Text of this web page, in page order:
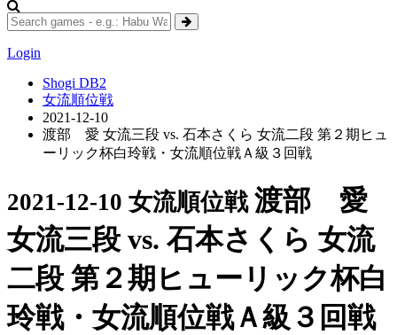
Login
Shogi DB2
女流順位戦
2021-12-10
渡部 愛 女流三段 vs. 石本さくら 女流二段 第２期ヒュ
ーリック杯白玲戦・女流順位戦Ａ級３回戦
2021-12-10 女流順位戦 渡部 愛
女流三段 vs. 石本さくら 女流
二段 第２期ヒューリック杯白
玲戦・女流順位戦Ａ級３回戦